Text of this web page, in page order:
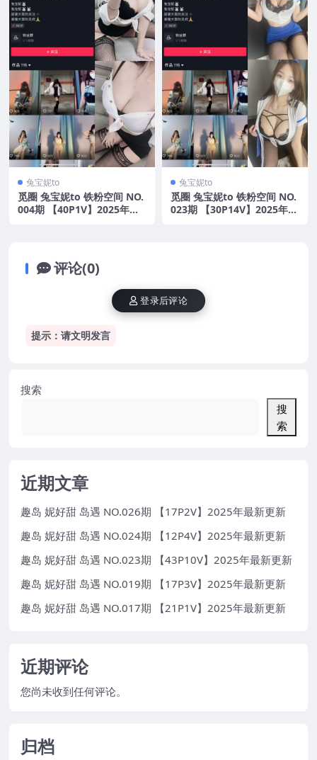
兔宝妮to
觅圈 兔宝妮to 铁粉空间 NO.
004期 【40P1V】2025年最
兔宝妮to
觅圈 兔宝妮to 铁粉空间 NO.
023期 【30P14V】2025年最
评论(0)
提示：请文明发言
登录后评论
搜索
搜
索
近期文章
趣岛 妮好甜 岛遇 NO.026期 【17P2V】2025年最新更新
趣岛 妮好甜 岛遇 NO.024期 【12P4V】2025年最新更新
趣岛 妮好甜 岛遇 NO.023期 【43P10V】2025年最新更新
趣岛 妮好甜 岛遇 NO.019期 【17P3V】2025年最新更新
趣岛 妮好甜 岛遇 NO.017期 【21P1V】2025年最新更新
近期评论
您尚未收到任何评论。
归档